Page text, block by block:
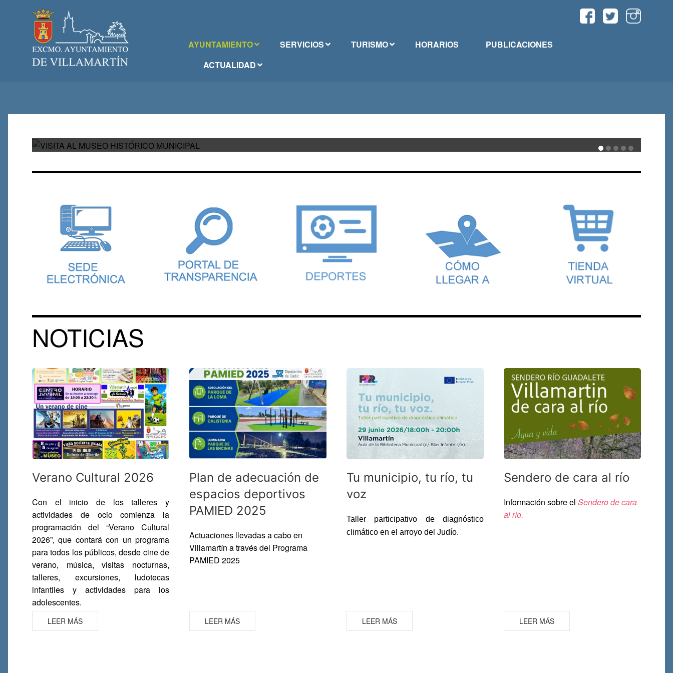
AYUNTAMIENTO SERVICIOS TURISMO HORARIOS
PUBLICACIONES
ACTUALIDAD
NOTICIAS
Verano Cultural 2026
Con el inicio de los talleres y
actividades de ocio comienza la
programación del “Verano Cultural
2026”, que contará con un programa
para todos los públicos, desde cine de
verano, música, visitas nocturnas,
talleres, excursiones, ludotecas
infantiles y actividades para los
adolescentes.
LEER MÁS
Plan de adecuación de
espacios deportivos
PAMIED 2025
Actuaciones llevadas a cabo en
Villamartín a través del Programa
PAMIED 2025
LEER MÁS
Tu municipio, tu río, tu
voz
Taller participativo de diagnóstico
climático en el arroyo del Judío.
LEER MÁS
Sendero de cara al río
Información sobre el Sendero de cara
al río.
LEER MÁS